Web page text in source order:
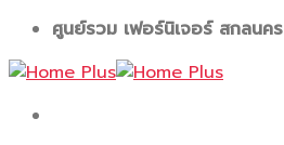
ศูนย์รวม เฟอร์นิเจอร์ สกลนคร